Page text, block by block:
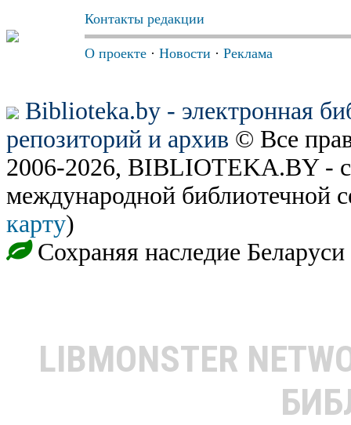
Контакты редакции
О проекте · Новости · Реклама
Biblioteka.by - электронная
репозиторий и архив © Все
2006-2026, BIBLIOTEKA.BY -
международной библиотечной
карту)
Сохраняя наследие Беларуси
LIBMONSTER